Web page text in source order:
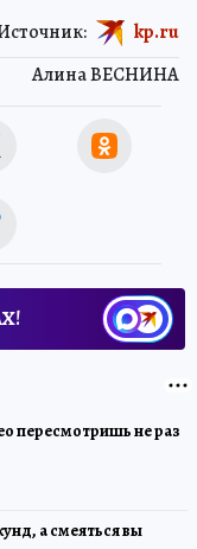
Алина ВЕСНИНА
kp.ru
пересмотришь не раз
а смеяться вы